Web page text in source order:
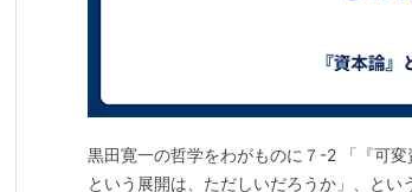
黒田寛一の哲学をわがものに７-2 「『可
という展開は、ただしいだろうか」、と